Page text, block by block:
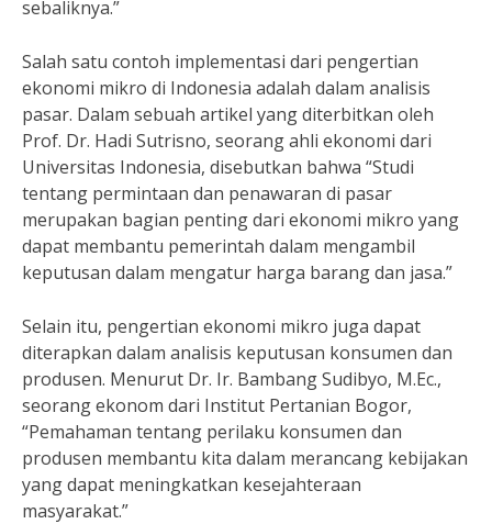
sebaliknya.”
Salah satu contoh implementasi dari pengertian
ekonomi mikro di Indonesia adalah dalam analisis
pasar. Dalam sebuah artikel yang diterbitkan oleh
Prof. Dr. Hadi Sutrisno, seorang ahli ekonomi dari
Universitas Indonesia, disebutkan bahwa “Studi
tentang permintaan dan penawaran di pasar
merupakan bagian penting dari ekonomi mikro yang
dapat membantu pemerintah dalam mengambil
keputusan dalam mengatur harga barang dan jasa.”
Selain itu, pengertian ekonomi mikro juga dapat
diterapkan dalam analisis keputusan konsumen dan
produsen. Menurut Dr. Ir. Bambang Sudibyo, M.Ec.,
seorang ekonom dari Institut Pertanian Bogor,
“Pemahaman tentang perilaku konsumen dan
produsen membantu kita dalam merancang kebijakan
yang dapat meningkatkan kesejahteraan
masyarakat.”